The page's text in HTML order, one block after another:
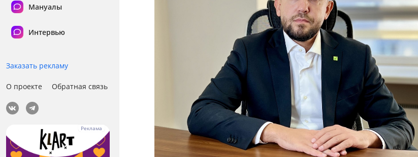
Мануалы
Интервью
Заказать рекламу
О проекте Обратная связь